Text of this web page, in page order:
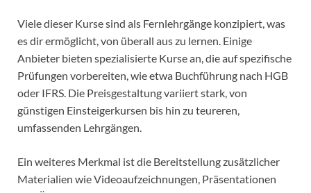
Viele dieser Kurse sind als Fernlehrgänge konzipiert, was
es dir ermöglicht, von überall aus zu lernen. Einige
Anbieter bieten spezialisierte Kurse an, die auf spezifische
Prüfungen vorbereiten, wie etwa Buchführung nach HGB
oder IFRS. Die Preisgestaltung variiert stark, von
günstigen Einsteigerkursen bis hin zu teureren,
umfassenden Lehrgängen.
Ein weiteres Merkmal ist die Bereitstellung zusätzlicher
Materialien wie Videoaufzeichnungen, Präsentationen